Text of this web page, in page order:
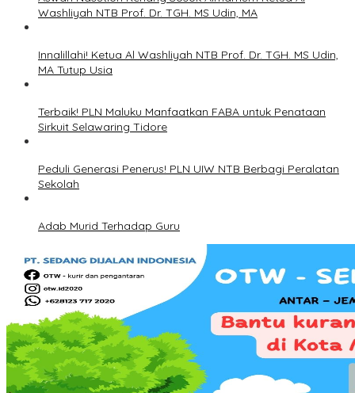
Washliyah NTB Prof. Dr. TGH. MS Udin, MA
Innalillahi! Ketua Al Washliyah NTB Prof. Dr. TGH. MS Udin,
MA Tutup Usia
Terbaik! PLN Maluku Manfaatkan FABA untuk Penataan
Sirkuit Selawaring Tidore
Peduli Generasi Penerus! PLN UIW NTB Berbagi Peralatan
Sekolah
Adab Murid Terhadap Guru